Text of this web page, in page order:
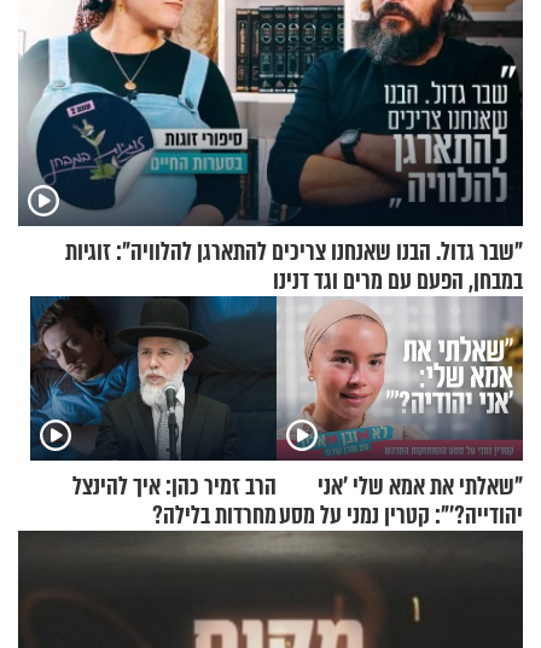
"שבר גדול. הבנו שאנחנו צריכים להתארגן להלוויה": זוגיות
במבחן, הפעם עם מרים וגד דנינו
"שאלתי את אמא שלי 'אני
יהודייה?'": קטרין נמני על מסע
הרב זמיר כהן: איך להינצל
מחרדות בלילה?